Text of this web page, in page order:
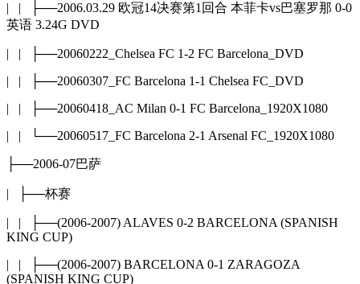
| | ├──2006.03.29 欧冠14决赛第1回合 本菲卡vs巴塞罗那 0-0
英语 3.24G DVD
| | ├──20060222_Chelsea FC 1-2 FC Barcelona_DVD
| | ├──20060307_FC Barcelona 1-1 Chelsea FC_DVD
| | ├──20060418_AC Milan 0-1 FC Barcelona_1920X1080
| | └──20060517_FC Barcelona 2-1 Arsenal FC_1920X1080
├──2006-07巴萨
| ├──杯赛
| | ├──(2006-2007) ALAVES 0-2 BARCELONA (SPANISH
KING CUP)
| | ├──(2006-2007) BARCELONA 0-1 ZARAGOZA
(SPANISH KING CUP)